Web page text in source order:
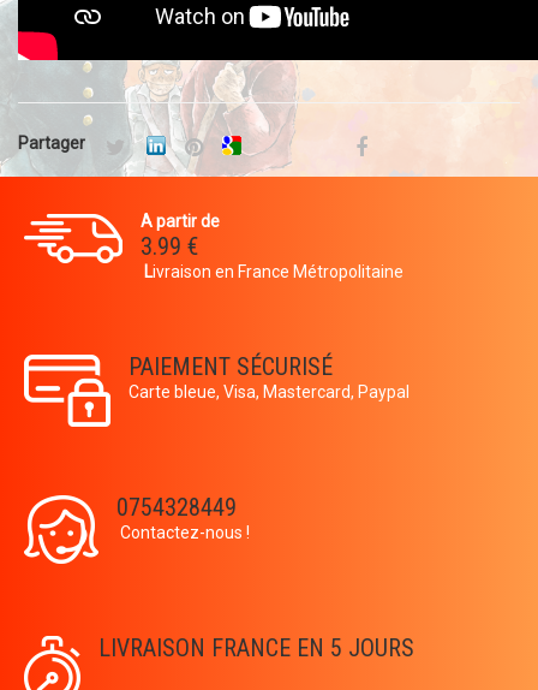
Partager
A partir de
3.99 €
Livraison en France Métropolitaine
PAIEMENT SÉCURISÉ
Carte bleue, Visa, Mastercard, Paypal
0754328449
Contactez-nous !
LIVRAISON FRANCE EN 5 JOURS